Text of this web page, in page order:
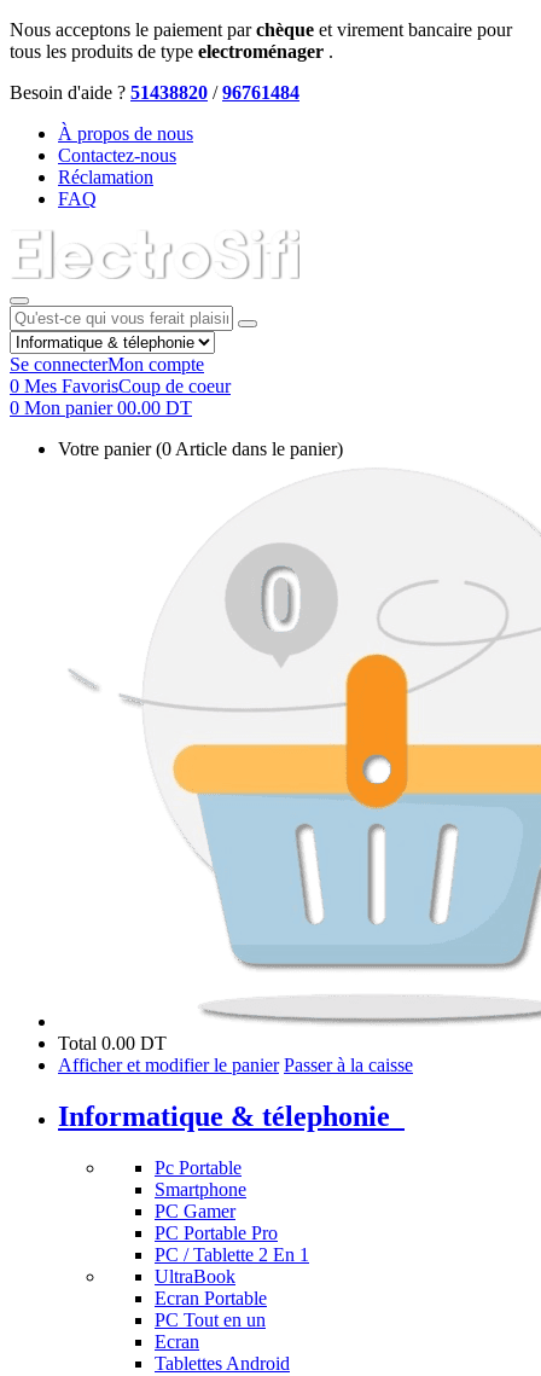
Nous acceptons le paiement parchèque et virement bancaire pour
tous les produits de type electroménager .
Besoin d'aide ? 51438820 /96761484
À propos de nous
Contactez-nous
Réclamation
FAQ
Se connecterMon compte
0 Mes FavorisCoup de coeur
0 Mon panier00.00 DT
Votre panier(0 Article dans le panier)
Total 0.00 DT
Afficher et modifier le panier Passer à la caisse
Informatique & télephonie
Pc Portable
Smartphone
PC Gamer
PC Portable Pro
PC / Tablette 2 En 1
UltraBook
Ecran Portable
PC Tout en un
Ecran
Tablettes Android